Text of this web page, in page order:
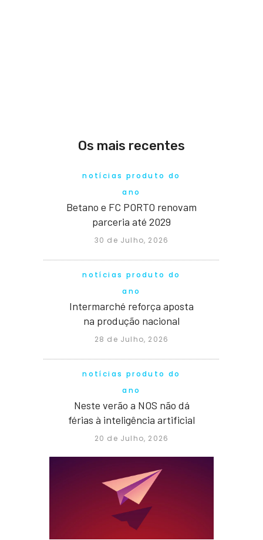
Os mais recentes
notícias produto do
ano
Betano e FC PORTO renovam
parceria até 2029
30 de Julho, 2026
notícias produto do
ano
Intermarché reforça aposta
na produção nacional
28 de Julho, 2026
notícias produto do
ano
Neste verão a NOS não dá
férias à inteligência artificial
20 de Julho, 2026